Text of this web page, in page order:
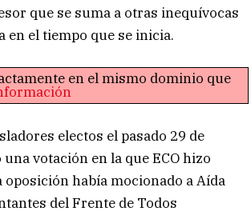
que se suma a otras inequívocas
en el tiempo que se inicia.
en el mismo dominio que
electos el pasado 29 de
votación en la que ECO hizo
había mocionado a Aída
del Frente de Todos